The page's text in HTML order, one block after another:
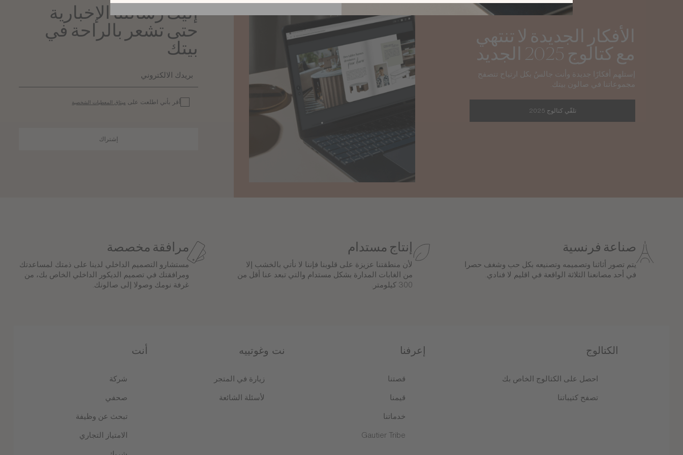
الأفكار الجديدة لا تنتهي
مع كتالوج 2025 الجديد
إستلهم أفكارًا جديدة وأنت جالسٌ بكل ارتياح تتصفح
مجموعاتنا في صالون بيتك.
تلقّي كتالوج 2025
إليك رسالتنا الإخبارية
حتى تشعر بالراحة في
بيتك
أقر بأني اطلعت على ميثاق المعطيات الشخصية
إشتراك
صناعة فرنسية
يتم تصور أثاثنا وتصميمه وتصنيعه بكل حب وشغف حصرا
في أحد مصانعنا الثلاثة الواقعة في اقليم لا فنادي.
إنتاج مستدام
لأن منطقتنا عزيزة على قلوبنا فإننا لا نأتي بالخشب إلا
من الغابات المدارة بشكل مستدام والتي تبعد عنا أقل من
300 كيلومتر.
مرافقة مخصصة
مستشارو التصميم الداخلي لدينا على ذمتك لمساعدتك
ومرافقتك في تصميم الديكور الداخلي الخاص بك، من
غرفة نومك وصولا إلى صالونك.
الكتالوج
احصل على الكتالوج الخاص بك
تصفح كتيباتنا
إعرفنا
قصتنا
قيمنا
خدماتنا
Gautier Tribe
نت وغوتييه
زيارة في المتجر
لأسئلة الشائعة
أنت
شركة
صحفي
تبحث عن وظيفة
الامتياز التجاري